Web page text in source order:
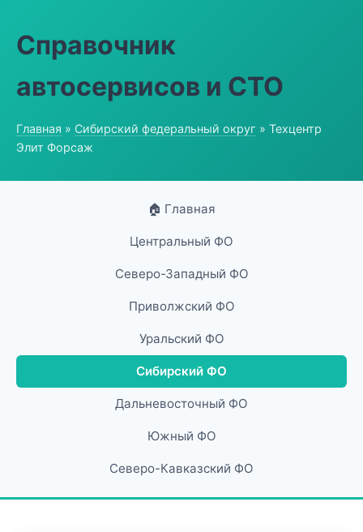
Справочник
автосервисов и СТО
Главная » Сибирский федеральный округ » Техцентр
Элит Форсаж
🏠 Главная
Центральный ФО
Северо-Западный ФО
Приволжский ФО
Уральский ФО
Сибирский ФО
Дальневосточный ФО
Южный ФО
Северо-Кавказский ФО